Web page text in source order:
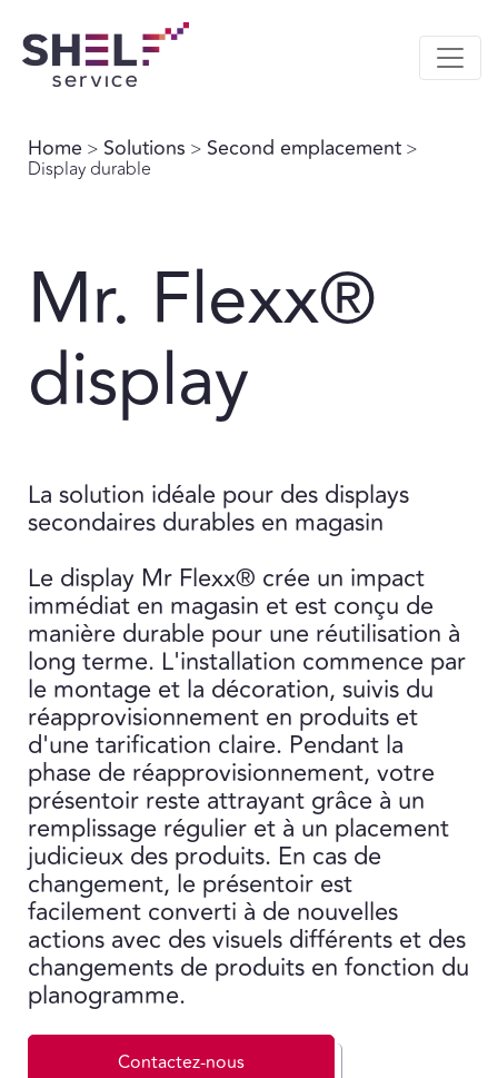
Home > Solutions > Second emplacement >
Display durable
Mr. Flexx®
display
La solution idéale pour des displays
secondaires durables en magasin
Le display Mr Flexx® crée un impact
immédiat en magasin et est conçu de
manière durable pour une réutilisation à
long terme. L'installation commence par
le montage et la décoration, suivis du
réapprovisionnement en produits et
d'une tarification claire. Pendant la
phase de réapprovisionnement, votre
présentoir reste attrayant grâce à un
remplissage régulier et à un placement
judicieux des produits. En cas de
changement, le présentoir est
facilement converti à de nouvelles
actions avec des visuels différents et des
changements de produits en fonction du
planogramme.
Contactez-nous